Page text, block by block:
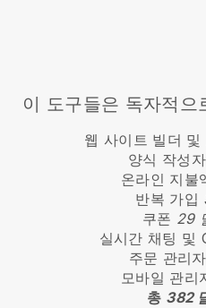
이 도구들은 독자적으
웹 사이트 빌더 및
양식 작성자
온라인 지불
반복 가입
쿠폰 29
실시간 채팅 및
주문 관리자
모바일 관리
총 382